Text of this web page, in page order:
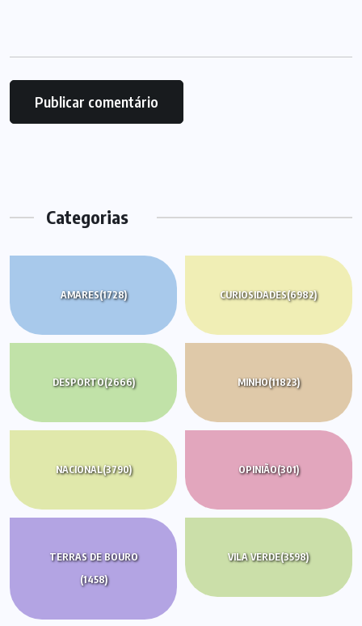
Categorias
AMARES(1728) CURIOSIDADES(6982)
DESPORTO(2666) MINHO(11823)
NACIONAL(3790) OPINIÃO(301)
TERRAS DE BOURO
(1458)
VILA VERDE(3598)